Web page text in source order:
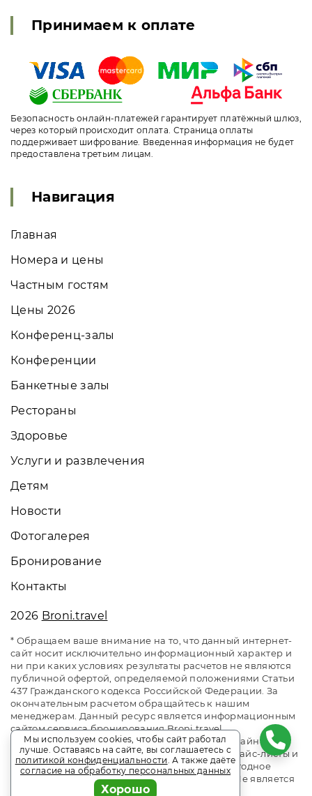
Принимаем к оплате
Безопасность онлайн-платежей гарантирует платёжный шлюз,
через который происходит оплата. Страница оплаты
поддерживает шифрование. Введенная информация не будет
предоставлена третьим лицам.
Навигация
Главная
Номера и цены
Частным гостям
Цены 2026
Конференц-залы
Конференции
Банкетные залы
Рестораны
Здоровье
Услуги и развлечения
Детям
Новости
Фотогалерея
Бронирование
Контакты
2026 Broni.travel
* Обращаем ваше внимание на то, что данный интернет-
сайт носит исключительно информационный характер и
ни при каких условиях результаты расчетов не являются
публичной офертой, определяемой положениями Статьи
437 Гражданского кодекса Российской Федерации. За
окончательным расчетом обращайтесь к нашим
менеджерам. Данный ресурс является информационным
сайтом сервиса бронирования Broni.travel.
Оздоровительный комплекс «Десна». Сайт онлайн
бронирования номеров. Актуальные цены, прайс-листы и
наличие мест. Акции и спецпредложения. Выгодное
бронирование. Индивидуальный менеджер. Не является
официальным сайтом объекта размещения.
Мы используем cookies, чтобы сайт работал
лучше. Оставаясь на сайте, вы соглашаетесь с
политикой конфиденциальности. А также даёте
согласие на обработку персональных данных
Хорошо